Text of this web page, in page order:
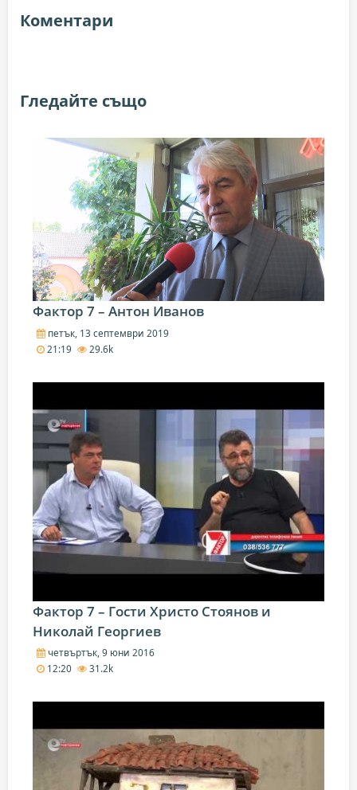
Коментари
Гледайте също
Фактор 7 – Антон Иванов
петък, 13 септември 2019
21:19
29.6k
Фактор 7 – Гости Христо Стоянов и
Николай Георгиев
четвъртък, 9 юни 2016
12:20
31.2k